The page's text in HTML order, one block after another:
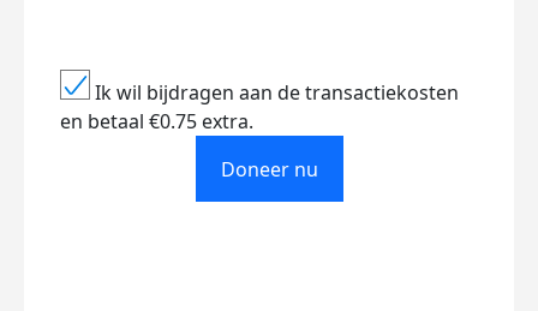
Ik wil bijdragen aan de transactiekosten
en betaal €0.75 extra.
Doneer nu